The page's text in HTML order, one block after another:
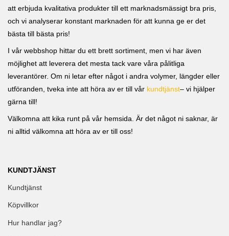
att erbjuda kvalitativa produkter till ett marknadsmässigt bra pris,
och vi analyserar konstant marknaden för att kunna ge er det
bästa till bästa pris!
I vår webbshop hittar du ett brett sortiment, men vi har även
möjlighet att leverera det mesta tack vare våra pålitliga
leverantörer. Om ni letar efter något i andra volymer, längder eller
utföranden, tveka inte att höra av er till vår kundtjänst– vi hjälper
gärna till!
Välkomna att kika runt på vår hemsida. Är det något ni saknar, är
ni alltid välkomna att höra av er till oss!
KUNDTJÄNST
Kundtjänst
Köpvillkor
Hur handlar jag?